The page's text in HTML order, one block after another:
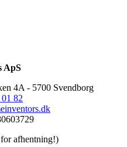
ApS
4A - 5700 Svendborg
82
afhentning!)